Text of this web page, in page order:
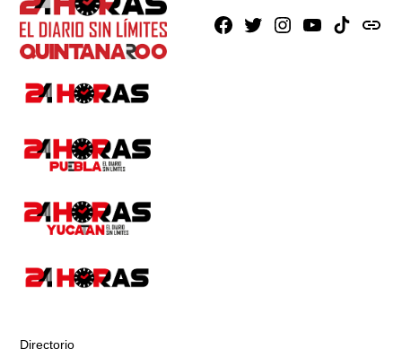
Facebook
X Instagram
YoutubeTikTokissuu
Directorio